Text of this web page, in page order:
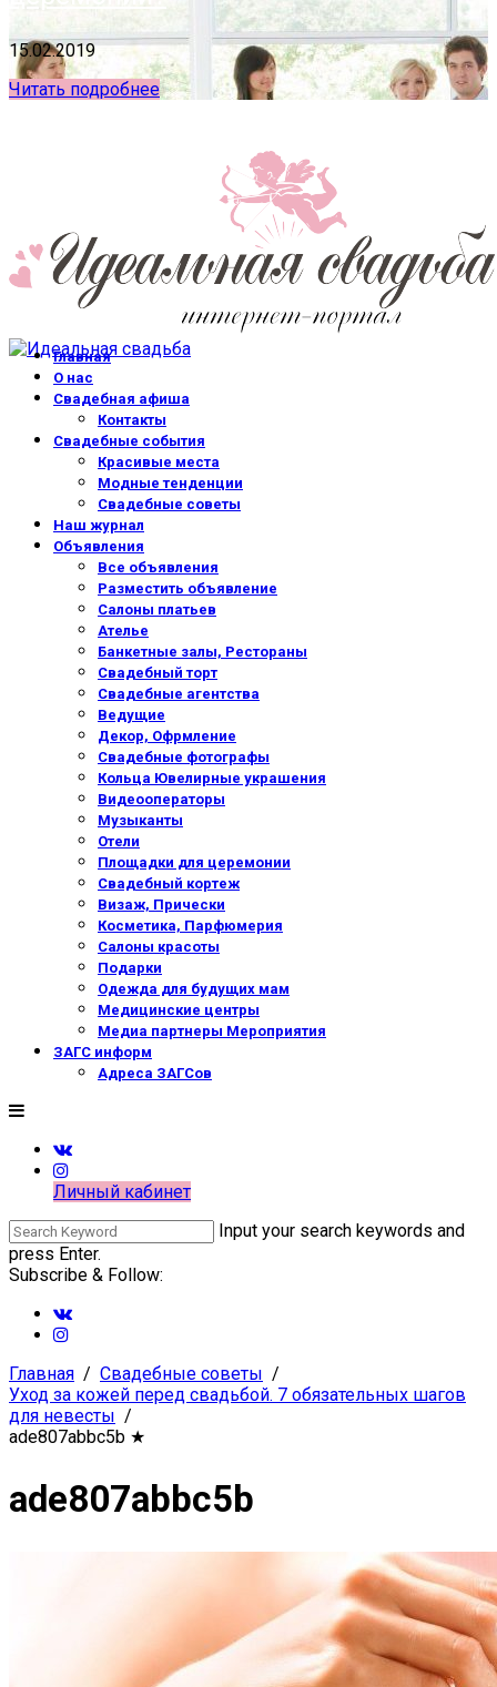
15.02.2019
Читать подробнее
Главная
О нас
Свадебная афиша
Контакты
Свадебные события
Красивые места
Модные тенденции
Свадебные советы
Наш журнал
Объявления
Все объявления
Разместить объявление
Салоны платьев
Ателье
Банкетные залы, Рестораны
Свадебный торт
Свадебные агентства
Ведущие
Декор, Офрмление
Свадебные фотографы
Кольца Ювелирные украшения
Видеооператоры
Музыканты
Отели
Площадки для церемонии
Свадебный кортеж
Визаж, Прически
Косметика, Парфюмерия
Салоны красоты
Подарки
Одежда для будущих мам
Медицинские центры
Медиа партнеры Мероприятия
ЗАГС информ
Адреса ЗАГСов
Личный кабинет
Input your search keywords and
press Enter.
Subscribe & Follow:
Главная
Свадебные советы
Уход за кожей перед свадьбой. 7 обязательных шагов
для невесты
ade807abbc5b ★
ade807abbc5b